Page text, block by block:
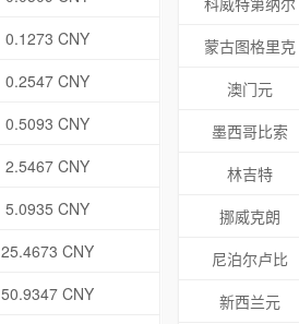
0.1273 CNY
0.2547 CNY
0.5093 CNY
2.5467 CNY
5.0935 CNY
25.4673 CNY
50.9347 CNY
蒙古图格里克
澳门元
墨西哥比索
林吉特
挪威克朗
尼泊尔卢比
新西兰元